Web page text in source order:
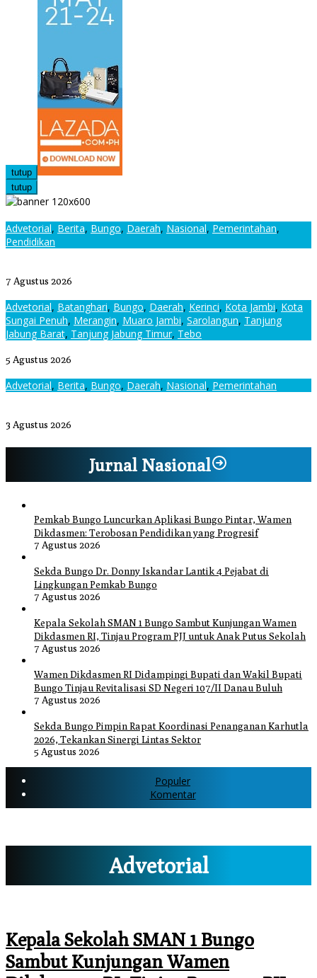
tutup
tutup
Advetorial, Berita, Bungo, Daerah, Nasional, Pemerintahan,
Pendidikan
7 Agustus 2026
Advetorial, Batanghari, Bungo, Daerah, Kerinci, Kota Jambi, Kota
Sungai Penuh, Merangin, Muaro Jambi, Sarolangun, Tanjung
Jabung Barat, Tanjung Jabung Timur, Tebo
5 Agustus 2026
Advetorial, Berita, Bungo, Daerah, Nasional, Pemerintahan
3 Agustus 2026
Jurnal Nasional
Pemkab Bungo Luncurkan Aplikasi Bungo Pintar, Wamen
Dikdasmen: Terobosan Pendidikan yang Progresif
7 Agustus 2026
Sekda Bungo Dr. Donny Iskandar Lantik 4 Pejabat di
Lingkungan Pemkab Bungo
7 Agustus 2026
Kepala Sekolah SMAN 1 Bungo Sambut Kunjungan Wamen
Dikdasmen RI, Tinjau Program PJJ untuk Anak Putus Sekolah
7 Agustus 2026
Wamen Dikdasmen RI Didampingi Bupati dan Wakil Bupati
Bungo Tinjau Revitalisasi SD Negeri 107/II Danau Buluh
7 Agustus 2026
Sekda Bungo Pimpin Rapat Koordinasi Penanganan Karhutla
2026, Tekankan Sinergi Lintas Sektor
5 Agustus 2026
Populer
Komentar
Advetorial
Kepala Sekolah SMAN 1 Bungo
Sambut Kunjungan Wamen